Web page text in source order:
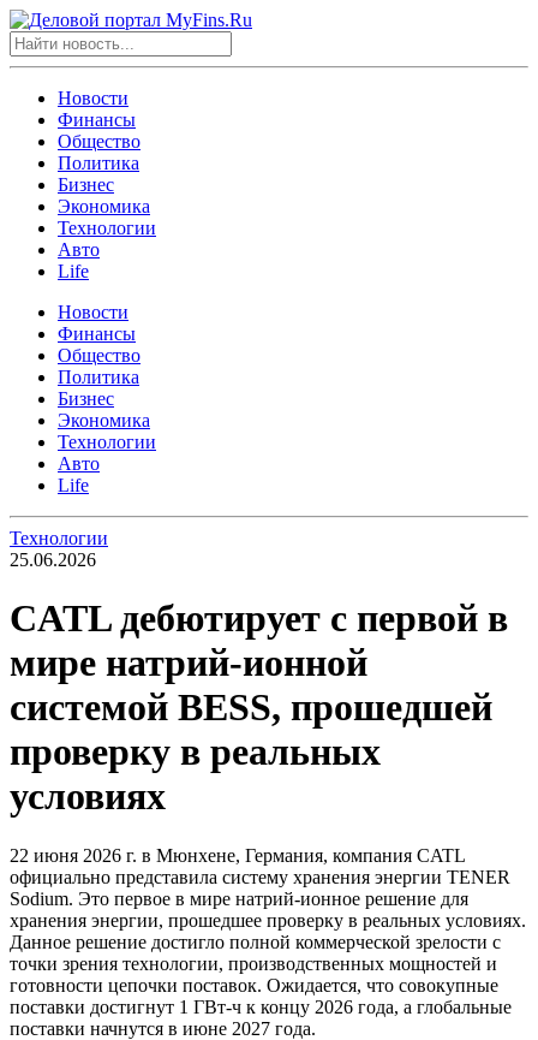
Новости
Финансы
Общество
Политика
Бизнес
Экономика
Технологии
Авто
Life
Новости
Финансы
Общество
Политика
Бизнес
Экономика
Технологии
Авто
Life
Технологии
25.06.2026
CATL дебютирует с первой в
мире натрий-ионной
системой BESS, прошедшей
проверку в реальных
условиях
22 июня 2026 г. в Мюнхене, Германия, компания CATL
официально представила систему хранения энергии TENER
Sodium. Это первое в мире натрий-ионное решение для
хранения энергии, прошедшее проверку в реальных условиях.
Данное решение достигло полной коммерческой зрелости с
точки зрения технологии, производственных мощностей и
готовности цепочки поставок. Ожидается, что совокупные
поставки достигнут 1 ГВт-ч к концу 2026 года, а глобальные
поставки начнутся в июне 2027 года.